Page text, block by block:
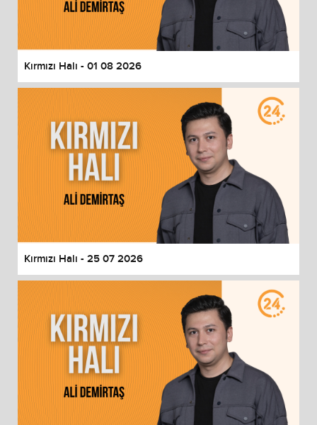
End of dialog window.
Kırmızı Halı - 01 08 2026
Kırmızı Halı - 25 07 2026